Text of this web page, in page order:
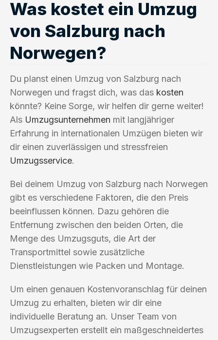
Was kostet ein Umzug
von Salzburg nach
Norwegen?
Du planst einen Umzug von Salzburg nach
Norwegen und fragst dich, was das kosten
könnte? Keine Sorge, wir helfen dir gerne weiter!
Als Umzugsunternehmen mit langjähriger
Erfahrung in internationalen Umzügen bieten wir
dir einen zuverlässigen und stressfreien
Umzugsservice.
Bei deinem Umzug von Salzburg nach Norwegen
gibt es verschiedene Faktoren, die den Preis
beeinflussen können. Dazu gehören die
Entfernung zwischen den beiden Orten, die
Menge des Umzugsguts, die Art der
Transportmittel sowie zusätzliche
Dienstleistungen wie Packen und Montage.
Um einen genauen Kostenvoranschlag für deinen
Umzug zu erhalten, bieten wir dir eine
individuelle Beratung an. Unser Team von
Umzugsexperten erstellt ein maßgeschneidertes